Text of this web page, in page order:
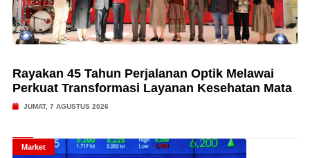
Rayakan 45 Tahun Perjalanan Optik Melawai
Perkuat Transformasi Layanan Kesehatan Mata
JUMAT, 7 AGUSTUS 2026
Market